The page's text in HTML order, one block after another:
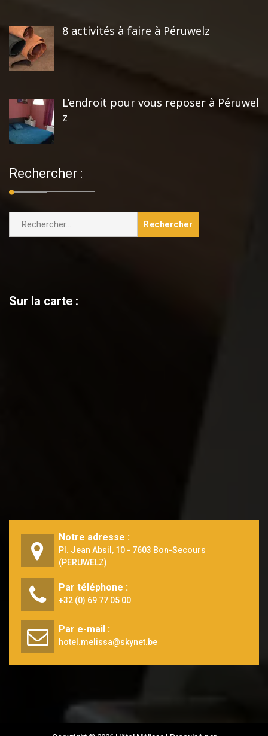
8 activités à faire à Péruwelz
L’endroit pour vous reposer à Péruwel
z
Rechercher :
Sur la carte :
Notre adresse :
Pl. Jean Absil, 10 - 7603 Bon-Secours
(PERUWELZ)
Par téléphone :
+32 (0) 69 77 05 00
Par e-mail :
hotel.melissa@skynet.be